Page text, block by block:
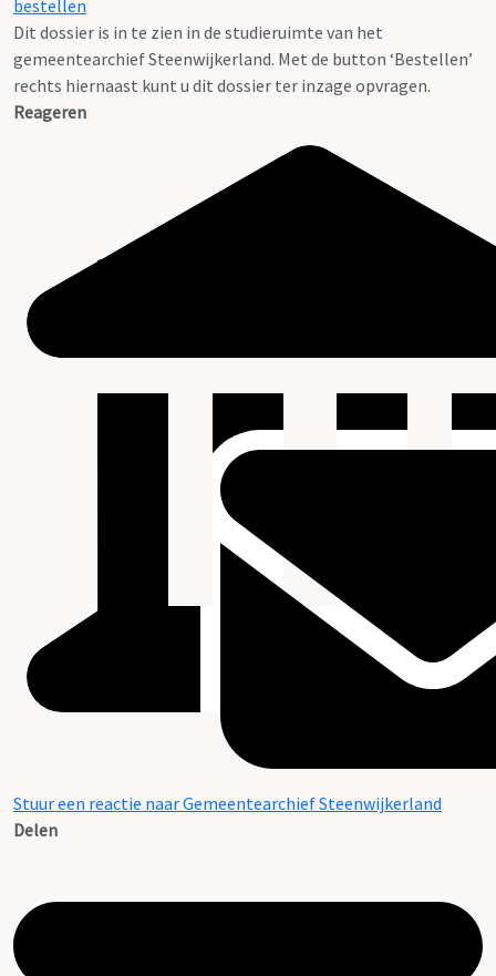
bestellen
Dit dossier is in te zien in de studieruimte van het
gemeentearchief Steenwijkerland. Met de button ‘Bestellen’
rechts hiernaast kunt u dit dossier ter inzage opvragen.
Reageren
Stuur een reactie naar Gemeentearchief Steenwijkerland
Delen